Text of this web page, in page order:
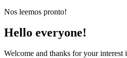
Nos leemos pronto!
Hello everyone!
Welcome and thanks for your interest